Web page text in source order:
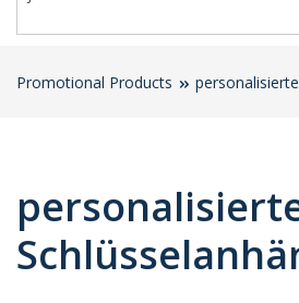
Promotional Products